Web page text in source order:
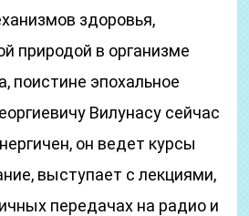
здоровья,
природой в организме
поистине эпохальное
Вилунасу сейчас
он ведет курсы
выступает с лекциями,
передачах на радио и